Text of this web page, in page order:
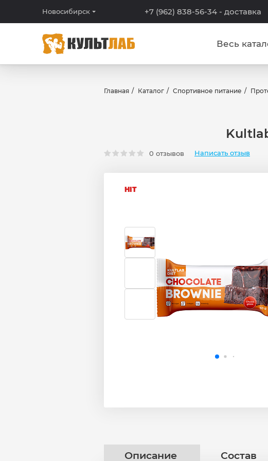
Новосибирск +7 (962) 838-56-34 - доставка
Весь
Главная Каталог Спортивное питание
0 отзывов Написать отзыв
HIT
Описание Состав